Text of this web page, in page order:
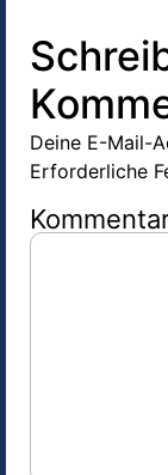
Deine E-Mail-
Erforderliche